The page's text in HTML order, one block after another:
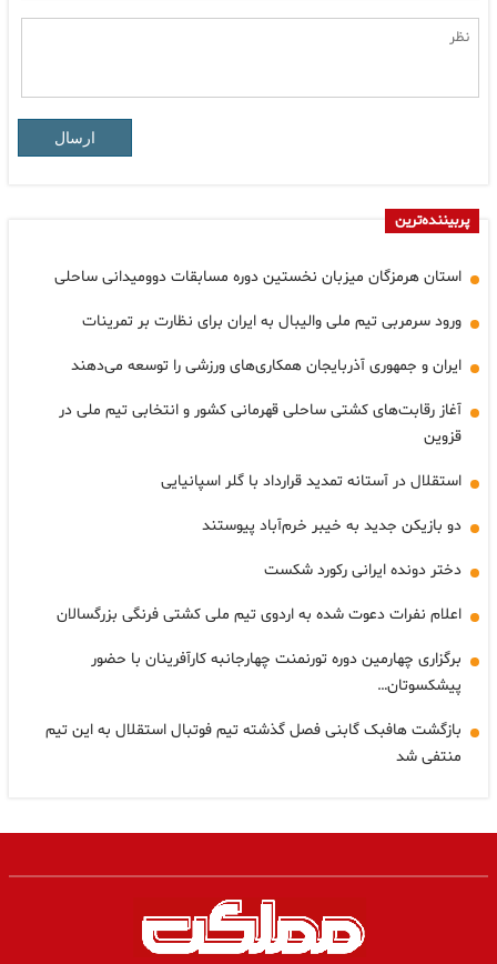
ارسال
پربیننده‌ترین
استان هرمزگان میزبان نخستین دوره مسابقات دوومیدانی ساحلی
ورود سرمربی تیم ملی والیبال به ایران برای نظارت بر تمرینات
ایران و جمهوری آذربایجان همکاری‌های ورزشی را توسعه می‌دهند
آغاز رقابت‌های کشتی ساحلی قهرمانی کشور و انتخابی تیم ملی در
قزوین
استقلال در آستانه تمدید قرارداد با گلر اسپانیایی
دو بازیکن جدید به خیبر خرم‌آباد پیوستند
دختر دونده ایرانی رکورد شکست
اعلام نفرات دعوت شده به اردوی تیم ملی کشتی فرنگی بزرگسالان
برگزاری چهارمین دوره تورنمنت چهارجانبه کارآفرینان با حضور
پیشکسوتان…
بازگشت هافبک گابنی فصل گذشته تیم فوتبال استقلال به این تیم
منتفی شد